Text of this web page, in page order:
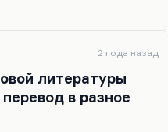
было на чем-то перо
2 года назад
литературы
в разное